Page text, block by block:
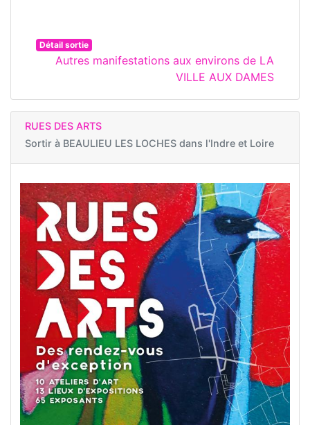
Détail sortie
Autres manifestations aux environs de LA
VILLE AUX DAMES
RUES DES ARTS
Sortir à BEAULIEU LES LOCHES dans l'Indre et Loire